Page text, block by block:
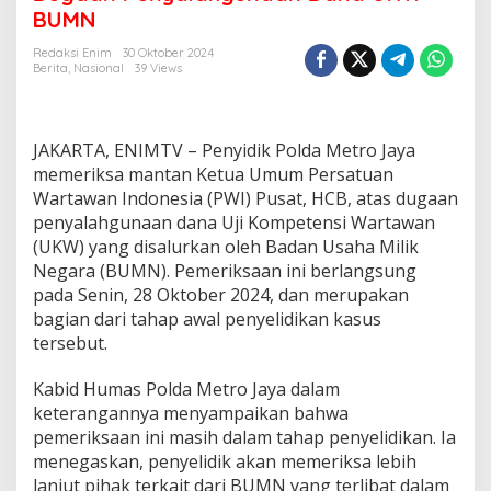
M
e
t
J
a
y
a
i
k
s
a
M
BUMN
Redaksi Enim
30 Oktober 2024
Berita, Nasional 39 Views
JAKARTA, ENIMTV – Penyidik Polda Metro Jaya
memeriksa mantan Ketua Umum Persatuan
Wartawan Indonesia (PWI) Pusat, HCB, atas dugaan
penyalahgunaan dana Uji Kompetensi Wartawan
(UKW) yang disalurkan oleh Badan Usaha Milik
Negara (BUMN). Pemeriksaan ini berlangsung
pada Senin, 28 Oktober 2024, dan merupakan
bagian dari tahap awal penyelidikan kasus
tersebut.
Kabid Humas Polda Metro Jaya dalam
keterangannya menyampaikan bahwa
pemeriksaan ini masih dalam tahap penyelidikan. Ia
menegaskan, penyelidik akan memeriksa lebih
lanjut pihak terkait dari BUMN yang terlibat dalam